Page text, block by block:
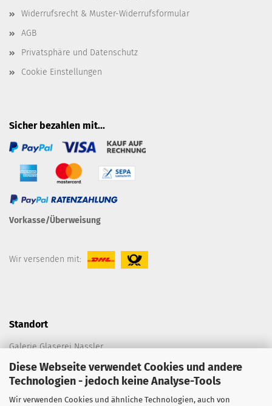
Diese Webseite verwendet Cookies und andere
Technologien - jedoch keine Analyse-Tools
Wir verwenden Cookies und ähnliche Technologien, auch von
Widerrufsrecht & Muster-Widerrufsformular
AGB
Privatsphäre und Datenschutz
Cookie Einstellungen
Sicher bezahlen mit...
Vorkasse/Überweisung
Wir versenden mit:
Standort
Galerie Glaserei Nassler
Spitalplatz C 198
86633 Neuburg an der Donau